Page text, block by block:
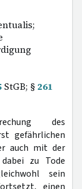
StGB; § 261
des
gefährlichen
auch mit der
zu Tode
sein